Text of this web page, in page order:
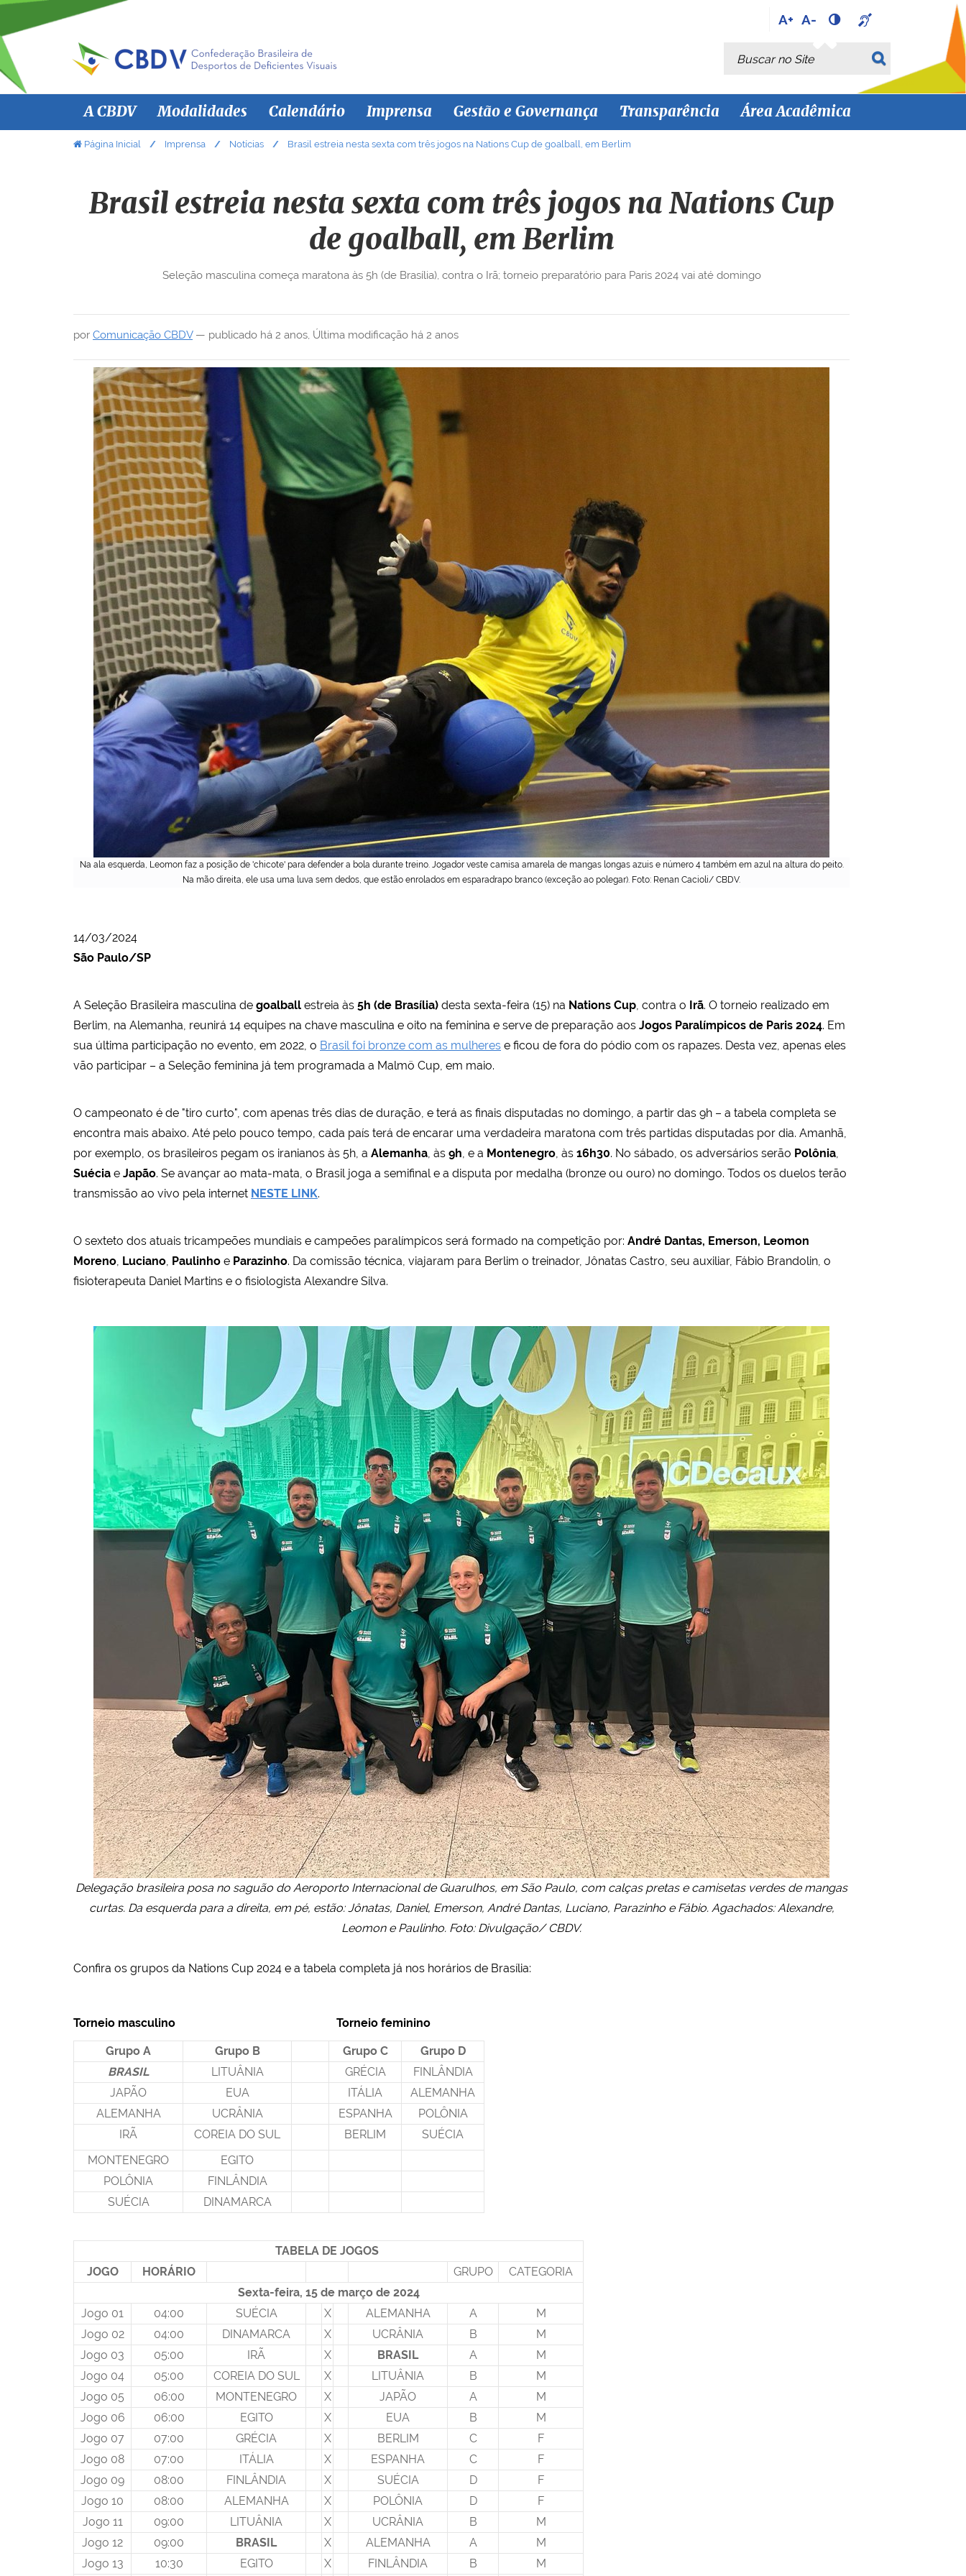
A+ A-
Busca
Busca Avançada…
A CBDV Modalidades Calendário Imprensa Gestão e Governança Transparência Área Acadêmica
V Página Inicial Imprensa Notícias Brasil estreia nesta sexta com três jogos na Nations Cup de goalball, em Berlim
Na ala esquerda, Leomon faz a posição de 'chicote' para defender a bola durante treino. Jogador veste camisa amarela de mangas longas azuis e número 4 também em azul na altura do peito.
Na mão direita, ele usa uma luva sem dedos, que estão enrolados em esparadrapo branco (exceção ao polegar). Foto: Renan Cacioli/ CBDV.
Brasil estreia nesta sexta com três jogos na Nations Cup
de goalball, em Berlim
por Comunicação CBDV— publicado há 2 anos, Última modificação há 2 anos
Seleção masculina começa maratona às 5h (de Brasília), contra o Irã; torneio preparatório para Paris 2024 vai até domingo
14/03/2024
São Paulo/SP
A Seleção Brasileira masculina de goalball estreia às 5h (de Brasília) desta sexta-feira (15) na Nations Cup, contra o Irã. O torneio realizado em
Berlim, na Alemanha, reunirá 14 equipes na chave masculina e oito na feminina e serve de preparação aos Jogos Paralímpicos de Paris 2024. Em
sua última participação no evento, em 2022, o Brasil foi bronze com as mulheres e ficou de fora do pódio com os rapazes. Desta vez, apenas eles
vão participar – a Seleção feminina já tem programada a Malmö Cup, em maio.
O campeonato é de "tiro curto", com apenas três dias de duração, e terá as finais disputadas no domingo, a partir das 9h – a tabela completa se
encontra mais abaixo. Até pelo pouco tempo, cada país terá de encarar uma verdadeira maratona com três partidas disputadas por dia. Amanhã,
por exemplo, os brasileiros pegam os iranianos às 5h, a Alemanha, às 9h, e a Montenegro, às 16h30. No sábado, os adversários serão Polônia,
Suécia e Japão. Se avançar ao mata-mata, o Brasil joga a semifinal e a disputa por medalha (bronze ou ouro) no domingo. Todos os duelos terão
transmissão ao vivo pela internet NESTE LINK.
O sexteto dos atuais tricampeões mundiais e campeões paralímpicos será formado na competição por: André Dantas, Emerson, Leomon
Moreno, Luciano, Paulinho e Parazinho. Da comissão técnica, viajaram para Berlim o treinador, Jônatas Castro, seu auxiliar, Fábio Brandolin, o
fisioterapeuta Daniel Martins e o fisiologista Alexandre Silva.
Delegação brasileira posa no saguão do Aeroporto Internacional de Guarulhos, em São Paulo, com calças pretas e camisetas verdes de mangas
curtas. Da esquerda para a direita, em pé, estão: Jônatas, Daniel, Emerson, André Dantas, Luciano, Parazinho e Fábio. Agachados: Alexandre,
Leomon e Paulinho. Foto: Divulgação/ CBDV.
Confira os grupos da Nations Cup 2024 e a tabela completa já nos horários de Brasília:
Torneio masculino Torneio feminino
Grupo A Grupo B Grupo C
Grupo D
BRASIL
LITUÂNIA GRÉCIA
FINLÂNDIA
JAPÃO
EUA ITÁLIA
ALEMANHA
ALEMANHA
UCRÂNIA ESPANHA
POLÔNIA
IRÃ
COREIA DO SUL BERLIM
SUÉCIA
MONTENEGRO
EGITO
POLÔNIA
FINLÂNDIA
SUÉCIA
DINAMARCA
TABELA DE JOGOS
JOGO
HORÁRIO GRUPO
CATEGORIA
Sexta-feira, 15 de março de 2024
Jogo 01
04:00 SUÉCIA X ALEMANHA A
M
Jogo 02
04:00 DINAMARCA X UCRÂNIA B
M
Jogo 03
05:00 IRÃ X BRASIL A
M
Jogo 04
05:00 COREIA DO SUL X LITUÂNIA B
M
Jogo 05
06:00 MONTENEGRO X JAPÃO A
M
Jogo 06
06:00 EGITO X EUA B
M
Jogo 07
07:00 GRÉCIA X BERLIM C
F
Jogo 08
07:00 ITÁLIA X ESPANHA C
F
Jogo 09
08:00 FINLÂNDIA X SUÉCIA D
F
Jogo 10
08:00 ALEMANHA X POLÔNIA D
F
Jogo 11
09:00 LITUÂNIA X UCRÂNIA B
M
Jogo 12
09:00 BRASIL X ALEMANHA A
M
Jogo 13
10:30 EGITO X FINLÂNDIA B M